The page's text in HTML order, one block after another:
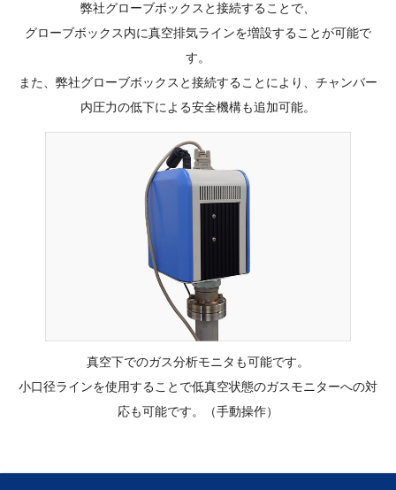
弊社グローブボックスと接続することで、
グローブボックス内に真空排気ラインを増設することが可能で
す。
また、弊社グローブボックスと接続することにより、チャンバー
内圧力の低下による安全機構も追加可能。
真空下でのガス分析モニタも可能です。
小口径ラインを使用することで低真空状態のガスモニターへの対
応も可能です。（手動操作）